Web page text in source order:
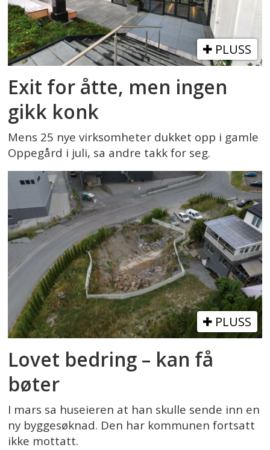
PLUSS
Exit for åtte, men ingen
gikk konk
Mens 25 nye virksomheter dukket opp i gamle
Oppegård i juli, sa andre takk for seg.
PLUSS
Lovet bedring – kan få
bøter
I mars sa huseieren at han skulle sende inn en
ny byggesøknad. Den har kommunen fortsatt
ikke mottatt.